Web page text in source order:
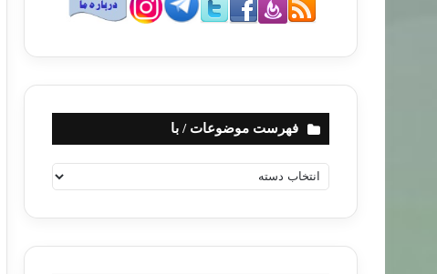
فهرست موضوعات / با
ه
ت